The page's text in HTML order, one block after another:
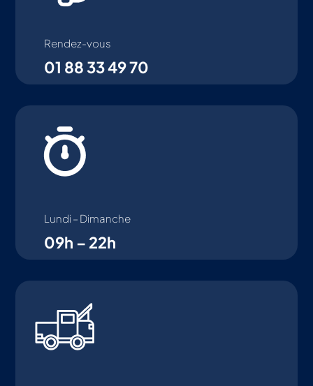
Rendez-vous
01 88 33 49 70
Lundi – Dimanche
09h – 22h